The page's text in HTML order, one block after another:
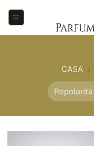
CASA /